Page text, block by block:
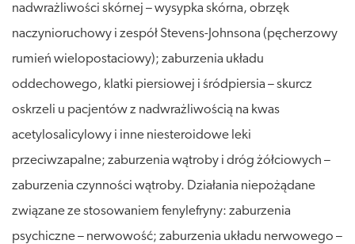
nadwrażliwości skórnej – wysypka skórna, obrzęk
naczynioruchowy i zespół Stevens-Johnsona (pęcherzowy
rumień wielopostaciowy); zaburzenia układu
oddechowego, klatki piersiowej i śródpiersia – skurcz
oskrzeli u pacjentów z nadwrażliwością na kwas
acetylosalicylowy i inne niesteroidowe leki
przeciwzapalne; zaburzenia wątroby i dróg żółciowych –
zaburzenia czynności wątroby. Działania niepożądane
związane ze stosowaniem fenylefryny: zaburzenia
psychiczne – nerwowość; zaburzenia układu nerwowego –